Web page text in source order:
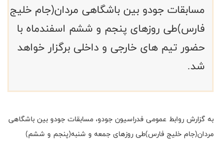
مسابقات جودو بین باشگاهی مردان(جام خلیج
فارس)طی روزهای پنجم و ششم اسفندماه با
حضور تیم های خارجی و داخلی برگزار خواهد
شد.
به گزارش روابط عمومی فدراسیون جودو، مسابقات جودو بین باشگاهی
مردان(جام خلیج فارس)طی روزهای جمعه و شنبه(پنجم و ششم)